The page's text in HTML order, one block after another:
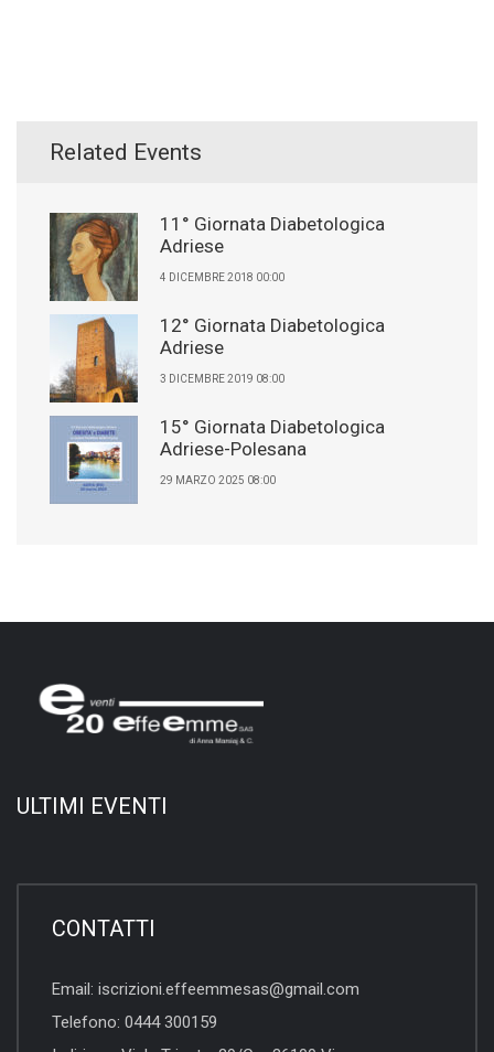
Related Events
11° Giornata Diabetologica
Adriese
4 DICEMBRE 2018 00:00
12° Giornata Diabetologica
Adriese
3 DICEMBRE 2019 08:00
15° Giornata Diabetologica
Adriese-Polesana
29 MARZO 2025 08:00
ULTIMI EVENTI
CONTATTI
Email: iscrizioni.effeemmesas@gmail.com
Telefono: 0444 300159